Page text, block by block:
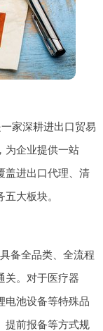
家深耕进出口贸易
为企业提供一站
盖进出口代理、清
大板块。
备全品类、全流程
关。对于医疗器
电池设备等特殊品
提前报备等方式规